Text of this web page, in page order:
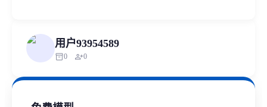
用户93954589
inventory_20 person_add0